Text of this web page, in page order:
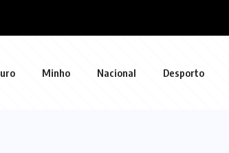
Minho Nacional Desporto